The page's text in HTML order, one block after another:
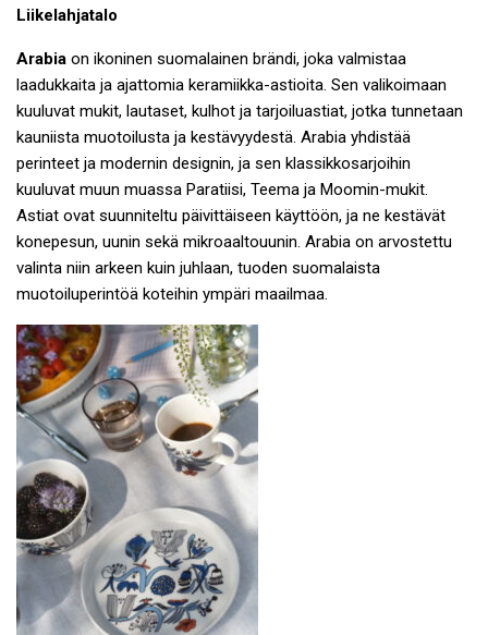
Liikelahjatalo
Arabia on ikoninen suomalainen brändi, joka valmistaa
laadukkaita ja ajattomia keramiikka-astioita. Sen valikoimaan
kuuluvat mukit, lautaset, kulhot ja tarjoiluastiat, jotka tunnetaan
kauniista muotoilusta ja kestävyydestä. Arabia yhdistää
perinteet ja modernin designin, ja sen klassikkosarjoihin
kuuluvat muun muassa Paratiisi, Teema ja Moomin-mukit.
Astiat ovat suunniteltu päivittäiseen käyttöön, ja ne kestävät
konepesun, uunin sekä mikroaaltouunin. Arabia on arvostettu
valinta niin arkeen kuin juhlaan, tuoden suomalaista
muotoiluperintöä koteihin ympäri maailmaa.